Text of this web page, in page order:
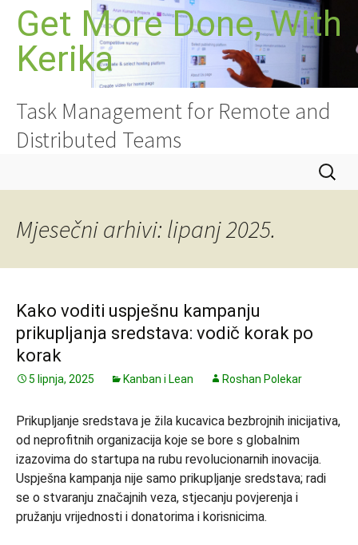
Skoči
sadržaja
Get More Done, With
Kerika
Task Management for Remote and
Distributed Teams
Mjesečni arhivi: lipanj 2025.
Kako voditi uspješnu kampanju
prikupljanja sredstava: vodič korak po
korak
5 lipnja, 2025 Kanban i Lean Roshan Polekar
Prikupljanje sredstava je žila kucavica bezbrojnih inicijativa,
od neprofitnih organizacija koje se bore s globalnim
izazovima do startupa na rubu revolucionarnih inovacija.
Uspješna kampanja nije samo prikupljanje sredstava; radi
se o stvaranju značajnih veza, stjecanju povjerenja i
pružanju vrijednosti i donatorima i korisnicima.